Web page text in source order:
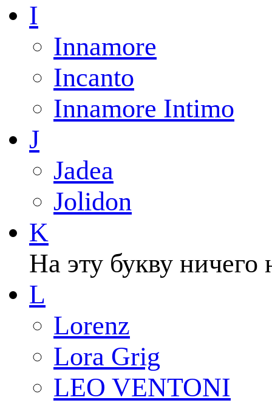
I
Innamore
Incanto
Innamore Intimo
J
Jadea
Jolidon
K
На эту букву ничего
L
Lorenz
Lora Grig
LEO VENTONI